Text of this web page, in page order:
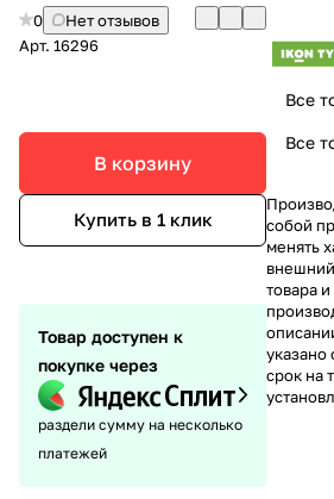
0
Нет отзывов
Арт. 16296
В корзину
Купить в 1 клик
Товар доступен к
покупке через
раздели сумму на несколько
платежей
Все
Все
собой
менять
товара
указано
срок на